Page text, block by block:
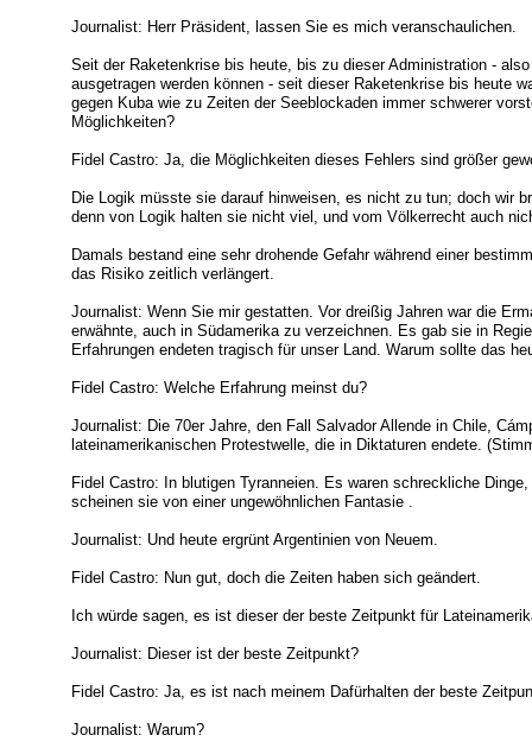
Journalist: Herr Präsident, lassen Sie es mich veranschaulichen.
Seit der Raketenkrise bis heute, bis zu dieser Administration -
ausgetragen werden können - seit dieser Raketenkrise bis heute
gegen Kuba wie zu Zeiten der Seeblockaden immer schwerer
Möglichkeiten?
Fidel Castro: Ja, die Möglichkeiten dieses Fehlers sind größer
Die Logik müsste sie darauf hinweisen, es nicht zu tun; doch wir
denn von Logik halten sie nicht viel, und vom Völkerrecht auch
Damals bestand eine sehr drohende Gefahr während einer
das Risiko zeitlich verlängert.
Journalist: Wenn Sie mir gestatten. Vor dreißig Jahren war die
erwähnte, auch in Südamerika zu verzeichnen. Es gab sie in
Erfahrungen endeten tragisch für unser Land. Warum sollte das
Fidel Castro: Welche Erfahrung meinst du?
Journalist: Die 70er Jahre, den Fall Salvador Allende in Chile,
lateinamerikanischen Protestwelle, die in Diktaturen endete.
Fidel Castro: In blutigen Tyranneien. Es waren schreckliche
scheinen sie von einer ungewöhnlichen Fantasie .
Journalist: Und heute ergrünt Argentinien von Neuem.
Fidel Castro: Nun gut, doch die Zeiten haben sich geändert.
Ich würde sagen, es ist dieser der beste Zeitpunkt für
Journalist: Dieser ist der beste Zeitpunkt?
Fidel Castro: Ja, es ist nach meinem Dafürhalten der beste
Journalist: Warum?